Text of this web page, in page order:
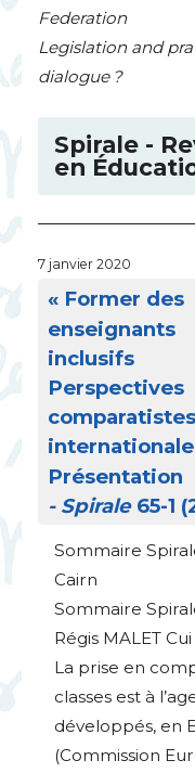
Federation
Legislation and
dialogue ?
Spirale -
en
7 janvier 2020
« Former des
enseignants
inclusifs
Perspectives
comparatistes
Présentation
- Spirale65-1
Sommaire
Cairn
Sommaire
Régis MALET Cui
La prise en
classes est à
développés, en
(Commission